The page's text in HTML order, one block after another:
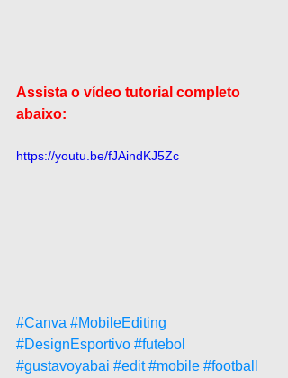
Assista o vídeo tutorial completo
abaixo:
https://youtu.be/fJAindKJ5Zc
#Canva #MobileEditing
#DesignEsportivo #futebol
#gustavoyabai #edit #mobile #football